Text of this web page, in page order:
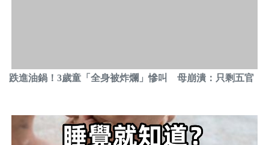
跌進油鍋！3歲童「全身被炸爛」慘叫 母崩潰：只剩五官